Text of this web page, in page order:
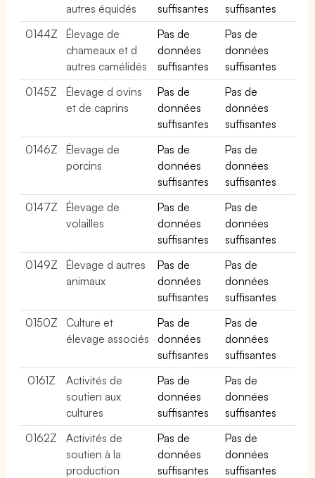
autres équidés
suffisantes
suffisantes
0144Z
Élevage de
chameaux et d
autres camélidés
Pas de
données
suffisantes
Pas de
données
suffisantes
0145Z
Élevage d ovins
et de caprins
Pas de
données
suffisantes
Pas de
données
suffisantes
0146Z
Élevage de
porcins
Pas de
données
suffisantes
Pas de
données
suffisantes
0147Z
Élevage de
volailles
Pas de
données
suffisantes
Pas de
données
suffisantes
0149Z
Élevage d autres
animaux
Pas de
données
suffisantes
Pas de
données
suffisantes
0150Z
Culture et
élevage associés
Pas de
données
suffisantes
Pas de
données
suffisantes
0161Z
Activités de
soutien aux
cultures
Pas de
données
suffisantes
Pas de
données
suffisantes
0162Z
Activités de
soutien à la
production
Pas de
données
suffisantes
Pas de
données
suffisantes